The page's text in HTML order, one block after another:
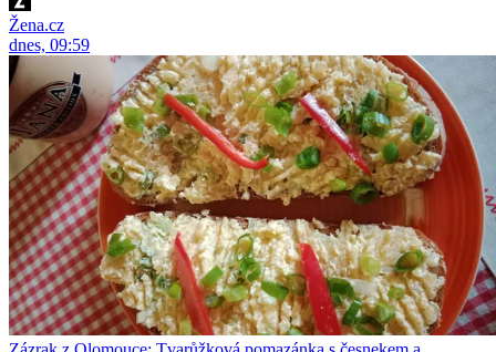
Žena.cz
dnes, 09:59